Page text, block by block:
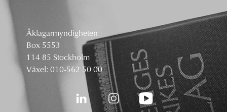
Åklagarmyndigheten
Box 5553
114 85 Stockholm
Växel: 010-562 50 00